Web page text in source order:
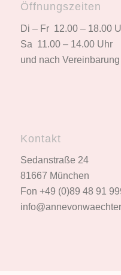
Öffnungszeiten
Di – Fr 12.00 – 18.00
Sa 11.00 – 14.00 Uhr
und nach Vereinbarung
Kontakt
Sedanstraße 24
81667 München
Fon +49 (0)89 48 91